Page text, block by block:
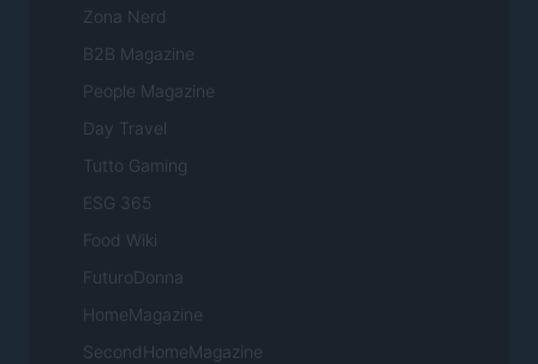
Zona Nerd
B2B Magazine
People Magazine
Day Travel
Tutto Gaming
ESG 365
Food Wiki
FuturoDonna
HomeMagazine
SecondHomeMagazine